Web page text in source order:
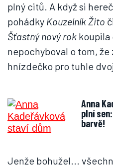
plný citů. A když si
pohádky Kouzelník Žito
Šťastný nový rok koupila
nepochyboval o tom,
hnízdečko pro tuhle
Anna
plní
barvě!
Jenže bohužel...